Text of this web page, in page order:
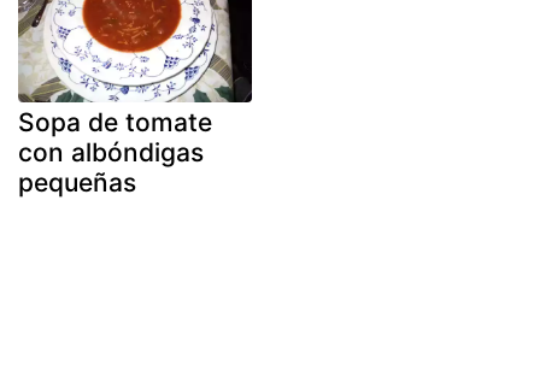
Sopa de tomate
con albóndigas
pequeñas